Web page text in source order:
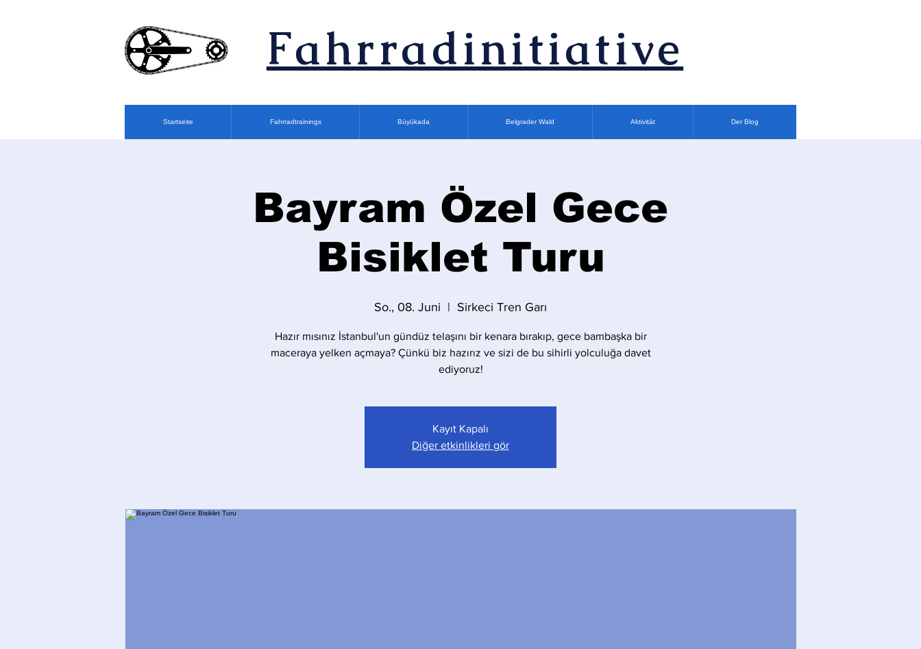
Fahrradinitiative
Startseite Fahrradtrainings Büyükada Belgrader Wald Aktivität Der Blog
Bayram Özel Gece
Bisiklet Turu
So., 08. Juni
  |
Sirkeci Tren Garı
Hazır mısınız İstanbul'un gündüz telaşını bir kenara bırakıp, gece bambaşka bir
maceraya yelken açmaya? Çünkü biz hazırız ve sizi de bu sihirli yolculuğa davet
ediyoruz!
Kayıt Kapalı
Diğer etkinlikleri gör